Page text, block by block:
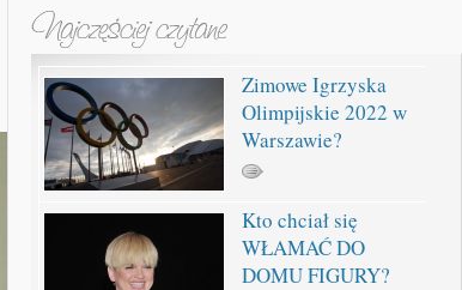
Zimowe Igrzyska
Olimpijskie 2022 w
Warszawie?
Kto chciał się
WŁAMAĆ DO
DOMU FIGURY?